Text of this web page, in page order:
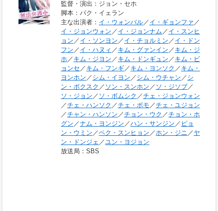
監督・演出 ：ジョン・セホ
脚本 ：パク・イェラン
主な出演者 ： イ・ウォンバル／ イ・ギョンファ ／
イ・ジョンウォン ／ イ・ジョンナム ／ イ・スンヒ
ョン ／ イ・ソンヨン ／ イ・チョルミン ／ イ・ドン
フン ／ イ・ハヌィ ／ キム・グァンイン ／ キム・ジ
ホ ／ キム・ジヨン ／ キム・ドンギュン ／ キム・ビ
ョンセ ／ キム・フンギ／ キム・ヨンソク ／ キム・
ヨンホン ／ シム・イヨン ／ シム・ウチャン ／ シ
ン・ボクスク ／ ソン・スンホン ／ ソ・ジソブ／
ソ・ジョン ／ ソ・ボムシク ／チェ・ジョンウォン
／チェ・ハンソク ／チェ・ボモ ／チェ・ユジョン
／チャン・ハンソン ／チョン・ウク ／チョン・ホ
グン ／ナム・ヨンジン ／ハン・サンジン ／ ピョ
ン・ウミン ／ペク・スンヒョン ／ホン・ジニ ／ ヤ
ン・ドンジェ ／ユン・ヨジョン
放送局 ：SBS